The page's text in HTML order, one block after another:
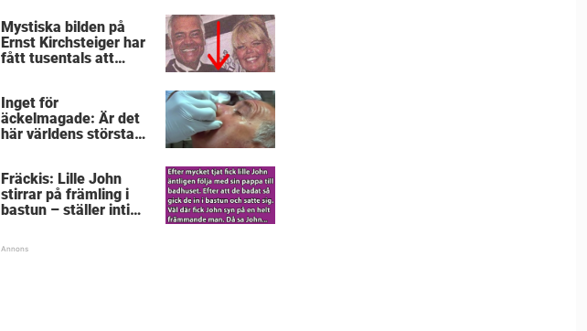
Mystiska bilden på
Ernst Kirchsteiger har
fått tusentals att
Inget för
äckelmagade: Är det
här världens största
Fräckis: Lille John
stirrar på främling i
bastun – ställer intim